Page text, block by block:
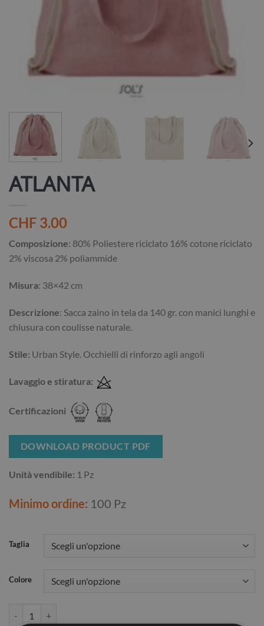
ATLANTA
CHF 3.00
Composizione: 80% Poliestere riciclato 16% cotone riciclato
2% viscosa 2% poliammide
Misura: 38×42 cm
Descrizione: Sacca zaino in tela da 140 gr. con manici lunghi e
chiusura con coulisse naturale.
Stile: Urban Style. Occhielli di rinforzo agli angoli
Lavaggio e stiratura:
Certificazioni
DOWNLOAD PRODUCT PDF
Unità vendibile: 1 Pz
Minimo ordine: 100 Pz
Taglia
Colore